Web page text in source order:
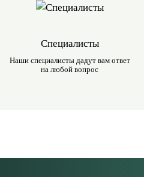
Специалисты
Наши специалисты дадут вам ответ
на любой вопрос